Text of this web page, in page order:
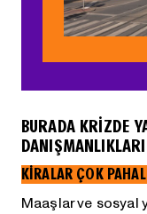
BURADA KRIZDE
KİRALAR ÇOK
Maaşlar ve sosyal